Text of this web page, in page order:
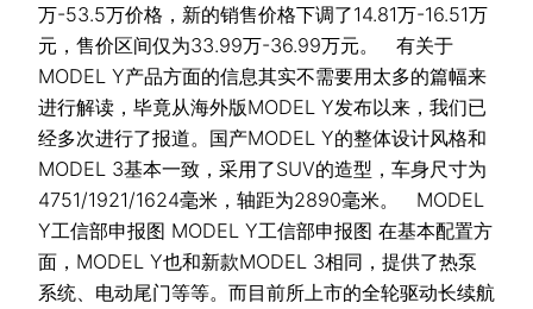
万-53.5万价格，新的销售价格下调了14.81万-16.51万
元，售价区间仅为33.99万-36.99万元。 有关于
MODEL Y产品方面的信息其实不需要用太多的篇幅来
进行解读，毕竟从海外版MODEL Y发布以来，我们已
经多次进行了报道。国产MODEL Y的整体设计风格和
MODEL 3基本一致，采用了SUV的造型，车身尺寸为
4751/1921/1624毫米，轴距为2890毫米。 MODEL
Y工信部申报图 MODEL Y工信部申报图 在基本配置方
面，MODEL Y也和新款MODEL 3相同，提供了热泵
系统、电动尾门等等。而目前所上市的全轮驱动长续航